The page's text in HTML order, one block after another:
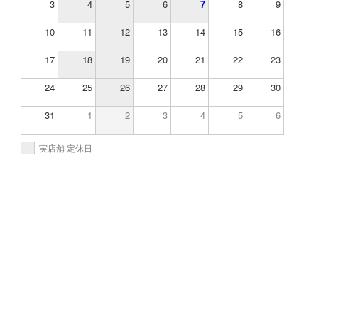
3 4 5 6 7 8 9
10 11 12 13 14 15 16
17 18 19 20 21 22 23
24 25 26 27 28 29 30
31 1 2 3 4 5 6
実店舗 定休日